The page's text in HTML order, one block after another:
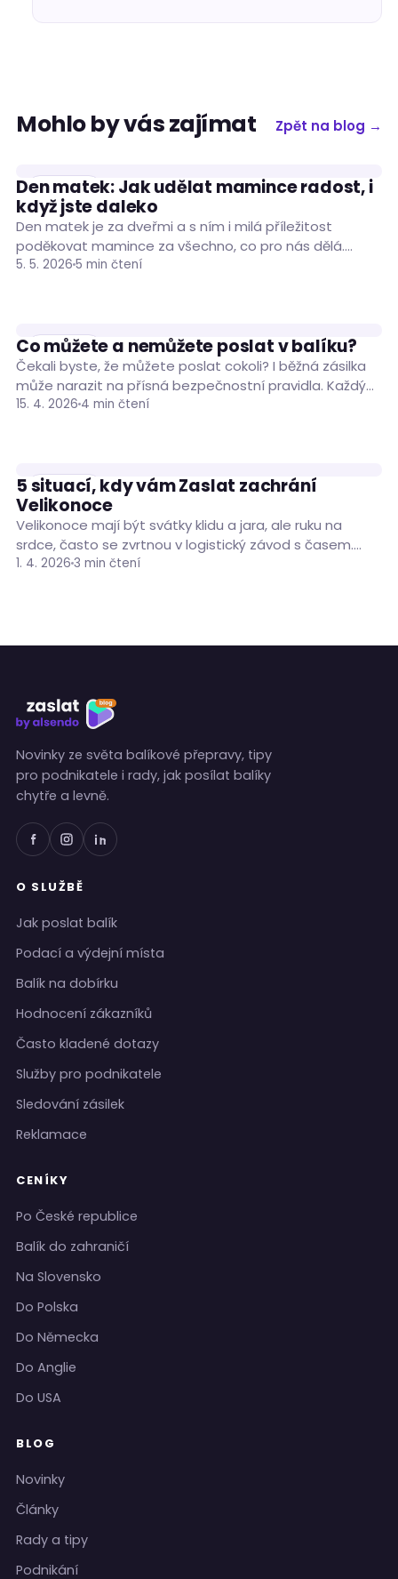
Mohlo by vás zajímat Zpět na blog →
ČLÁNKY
Den matek: Jak udělat mamince radost, i
když jste daleko
Den matek je za dveřmi a s ním i milá příležitost
poděkovat mamince za všechno, co pro nás dělá.
Pokud jste s…
5. 5. 2026 5 min čtení
ČLÁNKY
Co můžete a nemůžete poslat v balíku?
Čekali byste, že můžete poslat cokoli? I běžná zásilka
může narazit na přísná bezpečnostní pravidla. Každý
dopravce má seznam věcí, které do…
15. 4. 2026 4 min čtení
ČLÁNKY
5 situací, kdy vám Zaslat zachrání
Velikonoce
Velikonoce mají být svátky klidu a jara, ale ruku na
srdce, často se zvrtnou v logistický závod s časem.
Mezi pečením beránka…
1. 4. 2026 3 min čtení
Novinky ze světa balíkové přepravy, tipy
pro podnikatele i rady, jak posílat balíky
chytře a levně.
O SLUŽBĚ
Jak poslat balík
Podací a výdejní místa
Balík na dobírku
Hodnocení zákazníků
Často kladené dotazy
Služby pro podnikatele
Sledování zásilek
Reklamace
CENÍKY
Po České republice
Balík do zahraničí
Na Slovensko
Do Polska
Do Německa
Do Anglie
Do USA
BLOG
Novinky
Články
Rady a tipy
Podnikání